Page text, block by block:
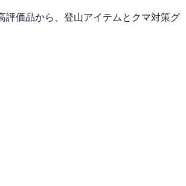
評価品から、登山アイテムとクマ対策グ